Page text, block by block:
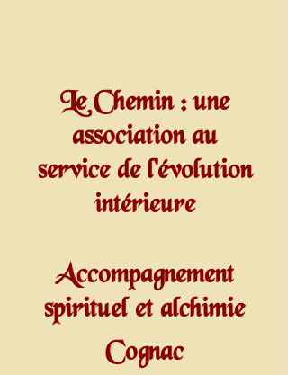
Le Chemin : une
association au
service de l'évolution
intérieure
Accompagnement
spirituel et alchimie
Cognac